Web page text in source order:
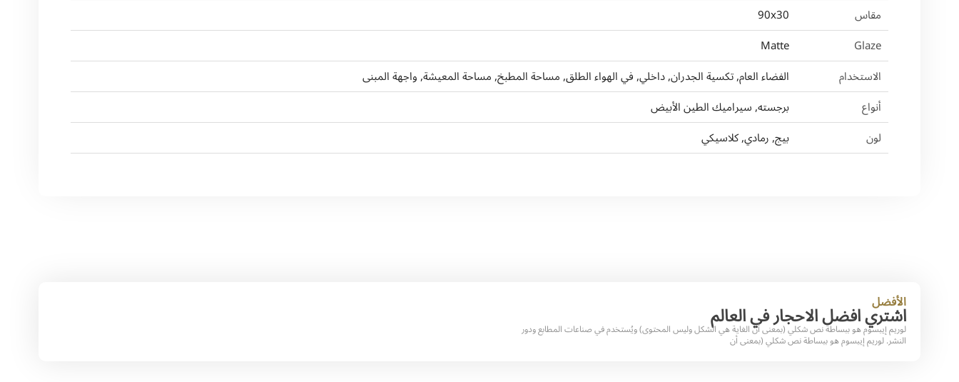
مقاس
90x30
Glaze
Matte
الاستخدام
الفضاء العام, تكسية الجدران, داخلي, في الهواء الطلق, مساحة المطبخ, مساحة المعيشة, واجهة المبنى
أنواع
برجسته, سيراميك الطين الأبيض
لون
بيج, رمادي, كلاسيكي
الأفضل
اشتري افضل الاحجار في العالم
لوريم إيبسوم هو ببساطة نص شكلي (بمعنى أن الغاية هي الشكل وليس المحتوى) ويُستخدم في صناعات المطابع ودور
النشر. لوريم إيبسوم هو ببساطة نص شكلي (بمعنى أن